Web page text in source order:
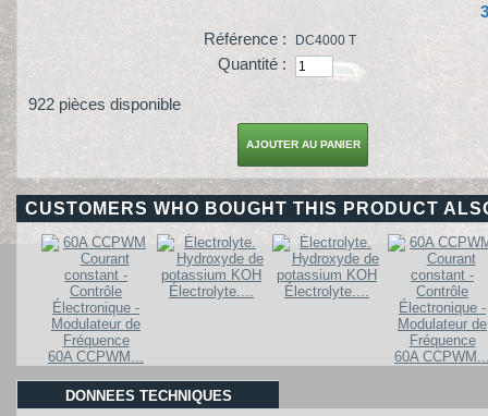
Référence : DC4000 T
Quantité :
922 pièces disponible
CUSTOMERS WHO BOUGHT THIS PRODUCT
60A CCPWM...
Électrolyte.... Électrolyte....
60A
DONNEES TECHNIQUES